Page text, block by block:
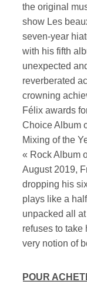
the original
show Les
seven-year
with his fifth
unexpected
reverberated
crowning
Félix awards
Choice Album
Mixing of the
« Rock Album
August 2019,
dropping his
plays like a
unpacked all
refuses to take
very notion of
POUR